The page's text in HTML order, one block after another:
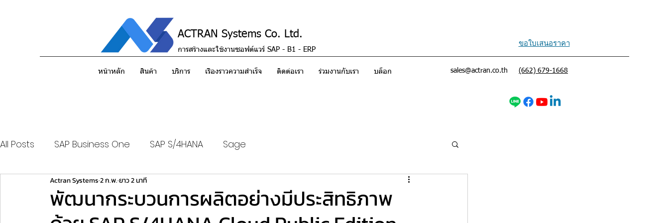
ACTRAN Systems Co. Ltd.
การสร้างและใช้งานซอฟต์แวร์ SAP - B1 - ERP
ขอใบเสนอราคา
หน้าหลัก สินค้า บริการ เรื่องราวความสำเร็จ ติดต่อเรา ร่วมงานกับเรา บล็อก sales@actran.co.th (662) 679-1668
All Posts SAP Business One SAP S/4HANA Sage
พัฒนากระบวนการผลิตอย่างมีประสิทธิภาพ
Actran Systems2 ก.พ.ยาว 2 นาที